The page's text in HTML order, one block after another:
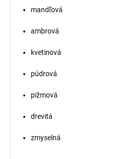
mandľová
ambrová
kvetinová
púdrová
pižmová
drevitá
zmyselná